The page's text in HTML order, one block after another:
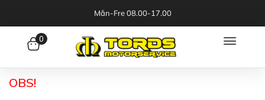
Mån-Fre 08.00-17.00
0
OBS!